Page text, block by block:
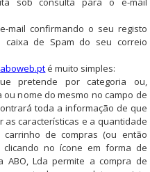
mail confirmando o seu registo
de Spam do seu correio
é muito simples:
pretende por categoria ou,
nome do mesmo no campo de
toda a informação de que
as características e a quantidade
de compras (ou então
no ícone em forma de
ABO, Lda permite a compra de